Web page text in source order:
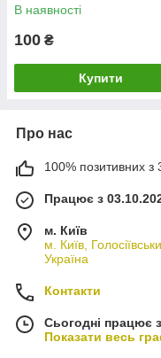
В наявності
100 ₴
Купити
Про нас
100% позитивних з
Працює з
м. Київ
м. Київ,
Україна
Контакти
Сьогодні працює
Показати весь